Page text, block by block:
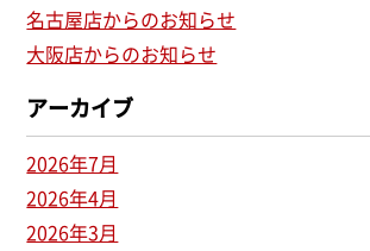
名古屋店からのお知らせ
大阪店からのお知らせ
アーカイブ
2026年7月
2026年4月
2026年3月